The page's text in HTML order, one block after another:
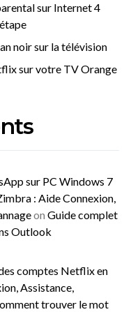
sur Internet 4
noir sur la télévision
sur votre TV Orange
sur PC Windows 7
: Aide Connexion,
on Guide complet
Outlook
comptes Netflix en
Assistance,
trouver le mot